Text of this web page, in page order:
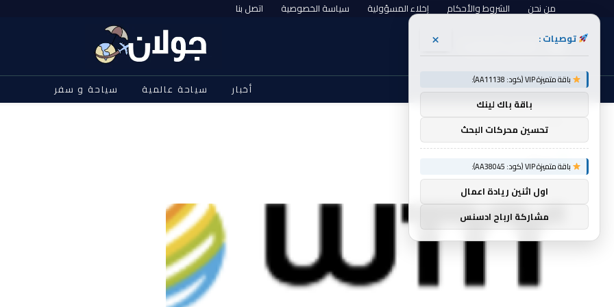
من نحن الشروط والأحكام إخلاء المسؤولية سياسة الخصوصية اتصل بنا
أخبار سياحة عالمية سياحة و سفر
حدث
توصيات : ×
باقة متميزة VIP (كود: AA11138):
باقة باك لينك
تحسين محركات البحث
باقة متميزة VIP (كود: AA38045):
اول اثنين ريادة اعمال
مشاركة ارباح ادسنس